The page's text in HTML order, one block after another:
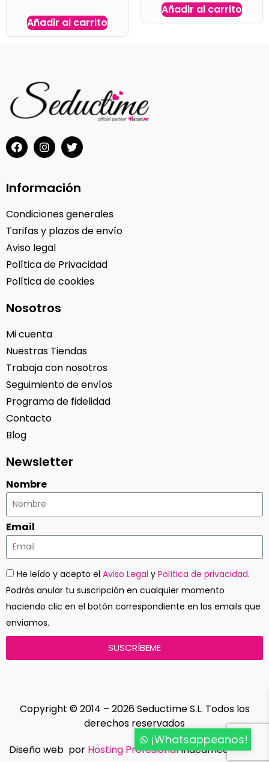
Añadir al carrito
Añadir al carrito
Información
Condiciones generales
Tarifas y plazos de envío
Aviso legal
Política de Privacidad
Política de cookies
Nosotros
Mi cuenta
Nuestras Tiendas
Trabaja con nosotros
Seguimiento de envíos
Programa de fidelidad
Contacto
Blog
Newsletter
Nombre
Email
He leído y acepto el Aviso Legal y Política de privacidad.
Podrás anular tu suscripción en cualquier momento
haciendo clic en el botón correspondiente en los emails que
enviamos.
SUSCRÍBEME
Copyright © 2014 – 2026 Seductime S.L. Todos los
derechos reservados
Diseño web por Hosting ProfesionalIndedmedia.com
¡Whatsappeanos!